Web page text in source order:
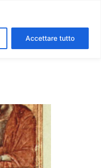
Accettare tutto